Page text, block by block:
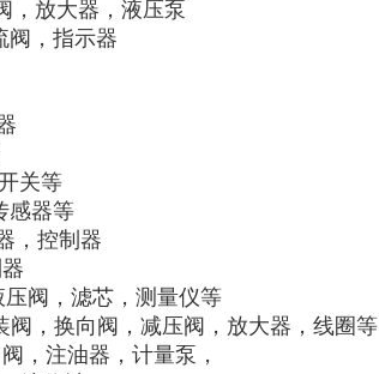
，放大器，液压泵
阀，指示器
关等
感器等
，控制器
阀，滤芯，测量仪等
阀，换向阀，减压阀，放大器，线圈等
，注油器，计量泵，